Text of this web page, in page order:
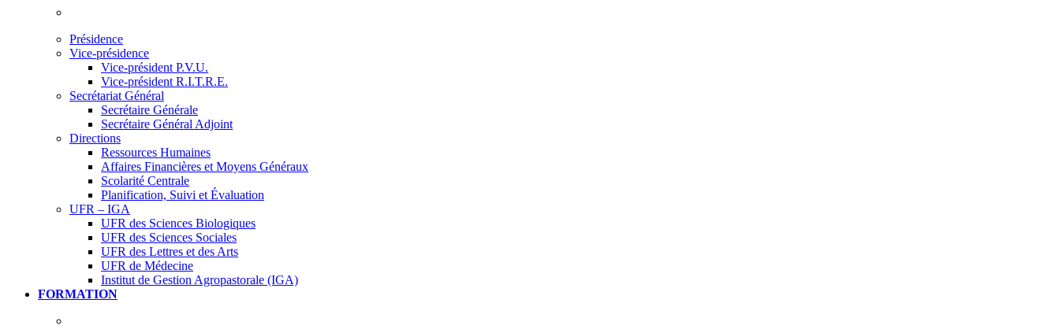
Présidence
Vice-présidence
Vice-président P.V.U.
Vice-président R.I.T.R.E.
Secrétariat Général
Secrétaire Générale
Secrétaire Général Adjoint
Directions
Ressources Humaines
Affaires Financières et Moyens Généraux
Scolarité Centrale
Planification, Suivi et Évaluation
UFR – IGA
UFR des Sciences Biologiques
UFR des Sciences Sociales
UFR des Lettres et des Arts
UFR de Médecine
Institut de Gestion Agropastorale (IGA)
FORMATION